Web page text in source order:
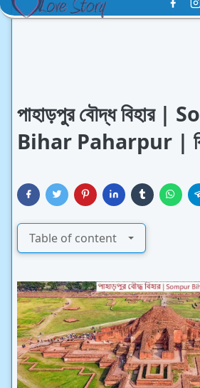
পাহাড়পুর বৌদ্ধ বিহার |
Bihar Paharpur |
Table of content